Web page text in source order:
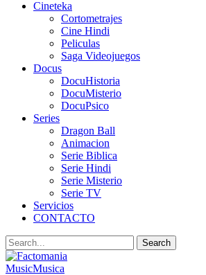
Cineteka
Cortometrajes
Cine Hindi
Peliculas
Saga Videojuegos
Docus
DocuHistoria
DocuMisterio
DocuPsico
Series
Dragon Ball
Animacion
Serie Biblica
Serie Hindi
Serie Misterio
Serie TV
Servicios
CONTACTO
MusicMusica